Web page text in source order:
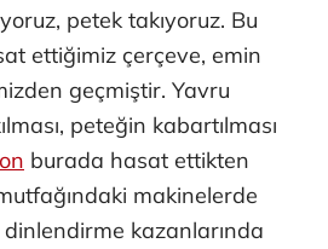
petek takıyoruz. Bu
ettiğimiz çerçeve, emin
geçmiştir. Yavru
peteğin kabartılması
burada hasat ettikten
makinelerde
kazanlarında